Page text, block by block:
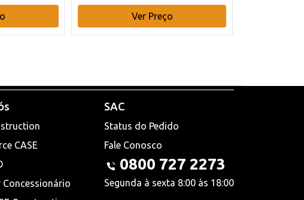
Ver Preço
CASE
Concessionário
SAC
Status do Pedido
Fale Conosco
0800 727 2273
Segunda à sexta 8:00 às 18:00